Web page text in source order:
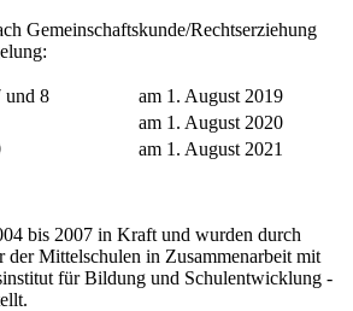
Gemeinschaftskunde/Rechtserziehung
und 8
am 1. August 2019
am 1. August 2020
am 1. August 2021
bis 2007 in Kraft und wurden durch
der Mittelschulen in Zusammenarbeit mit
für Bildung und Schulentwicklung -